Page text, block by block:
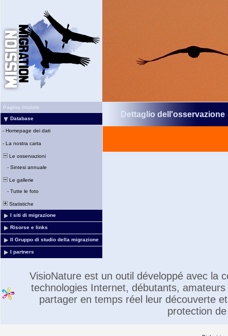
Pagina iniziale
Database
- Homepage dei dati
- La nostra carta
Le osservazioni
- Sintesi annuale
Le gallerie
- Tutte le foto
Statistiche
I siti di migrazione
Risorse e links
Il Gruppo di studio della migrazione
I partners
Dettaglio dell'osservazione
VisioNature est un outil développé avec la
technologies Internet, débutants,
partager en temps réel leur découverte
protection